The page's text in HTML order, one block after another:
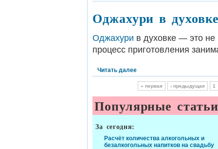
Оджахури в
Оджахури в духовке — это
процесс приготовления
Читать далее
« первая ‹ предыдущая 1
Популярные статьи
За сегодня:
Расчёт количества алкогольных и
безалкогольных напитков на свадьбу